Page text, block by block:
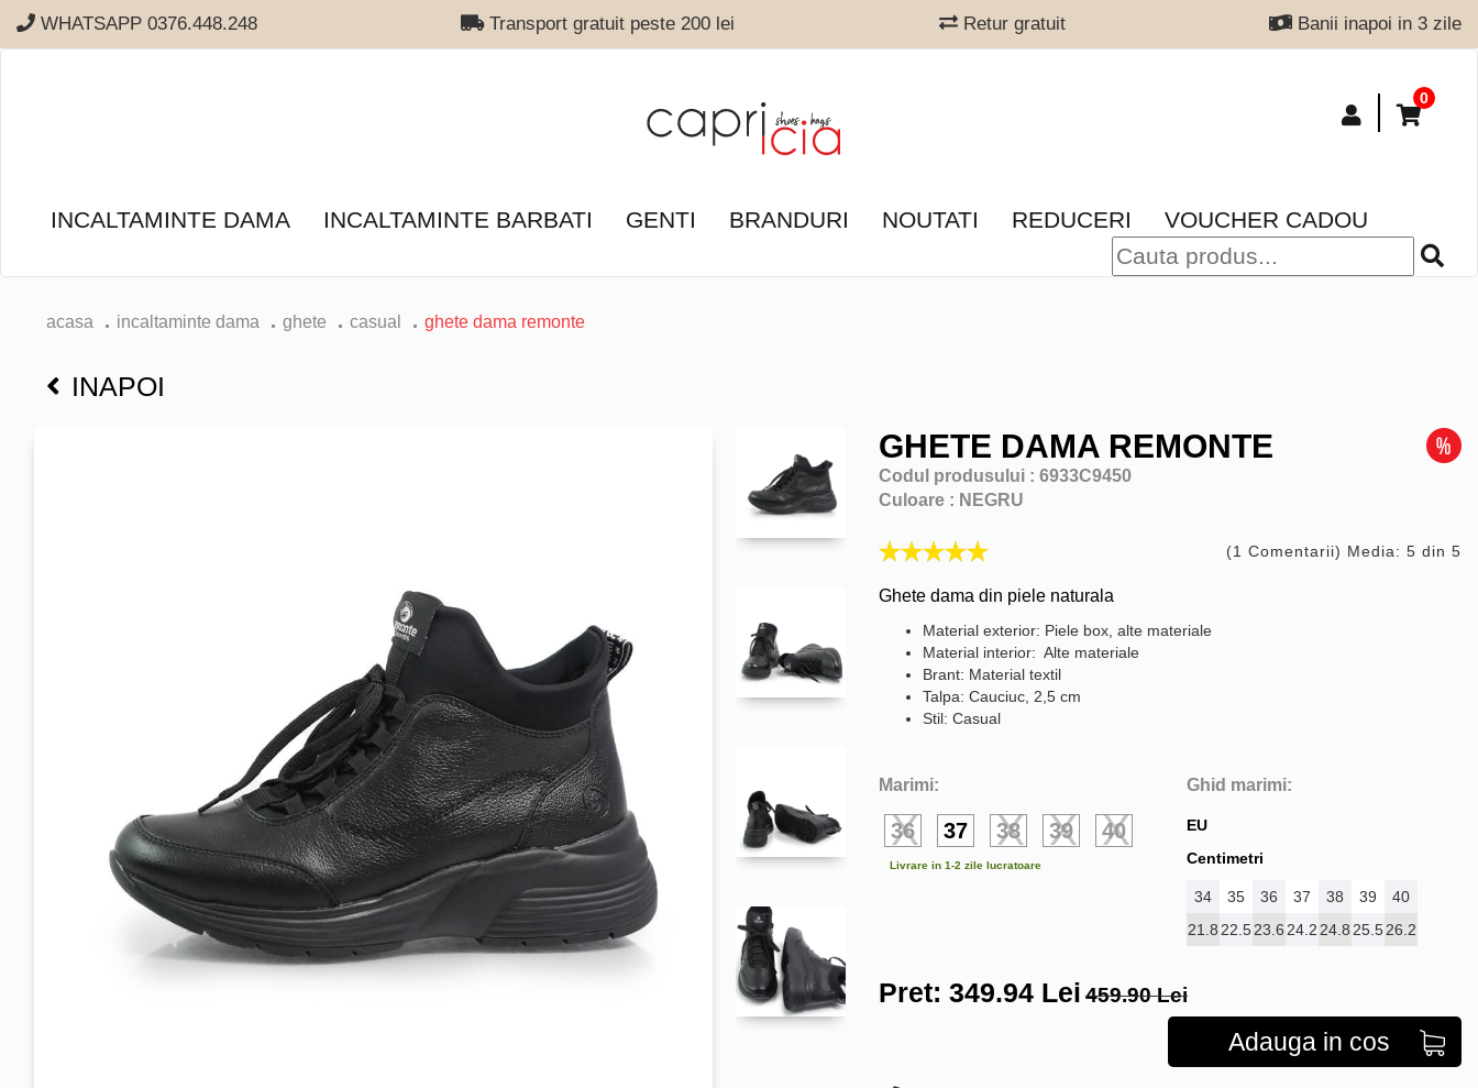
WHATSAPP 0376.448.248 Transport gratuit peste 200 lei Retur gratuit Banii inapoi in 3 zile
0
INCALTAMINTE DAMA INCALTAMINTE BARBATI GENTI BRANDURI NOUTATI REDUCERI VOUCHER CADOU
acasa incaltaminte dama ghete casual ghete dama remonte
INAPOI
GHETE DAMA REMONTE
Codul produsului : 6933C9450
Culoare : NEGRU
(1 Comentarii) Media: 5 din 5
Ghete dama din piele naturala
Material exterior: Piele box, alte materiale
Material interior: Alte materiale
Brant: Material textil
Talpa: Cauciuc, 2,5 cm
Stil: Casual
Marimi:
36 37 38 39 40
Livrare in 1-2 zile lucratoare
Ghid marimi:
EU
Centimetri
34 35 36 37 38 39
40
21.8 22.523.6 24.2 24.8 25.526.2
Pret: 349.94 Lei 459.90 Lei
Adauga in cos